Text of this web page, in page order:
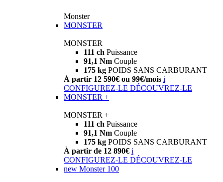
Monster
MONSTER
MONSTER
111 ch Puissance
91,1 Nm Couple
175 kg POIDS SANS CARBURANT
À partir 12 590€ ou 99€/mois i
CONFIGUREZ-LE DÉCOUVREZ-LE
MONSTER +
MONSTER +
111 ch Puissance
91,1 Nm Couple
175 kg POIDS SANS CARBURANT
À partir de 12 890€ i
CONFIGUREZ-LE DÉCOUVREZ-LE
new Monster 100